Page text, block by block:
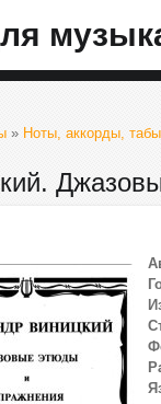
» Ноты, аккорды, табы